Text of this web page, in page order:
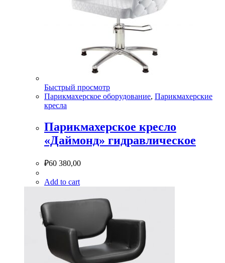
Быстрый просмотр
Парикмахерское оборудование, Парикмахерские
кресла
Парикмахерское кресло
«Даймонд» гидравлическое
₽60 380,00
Add to cart